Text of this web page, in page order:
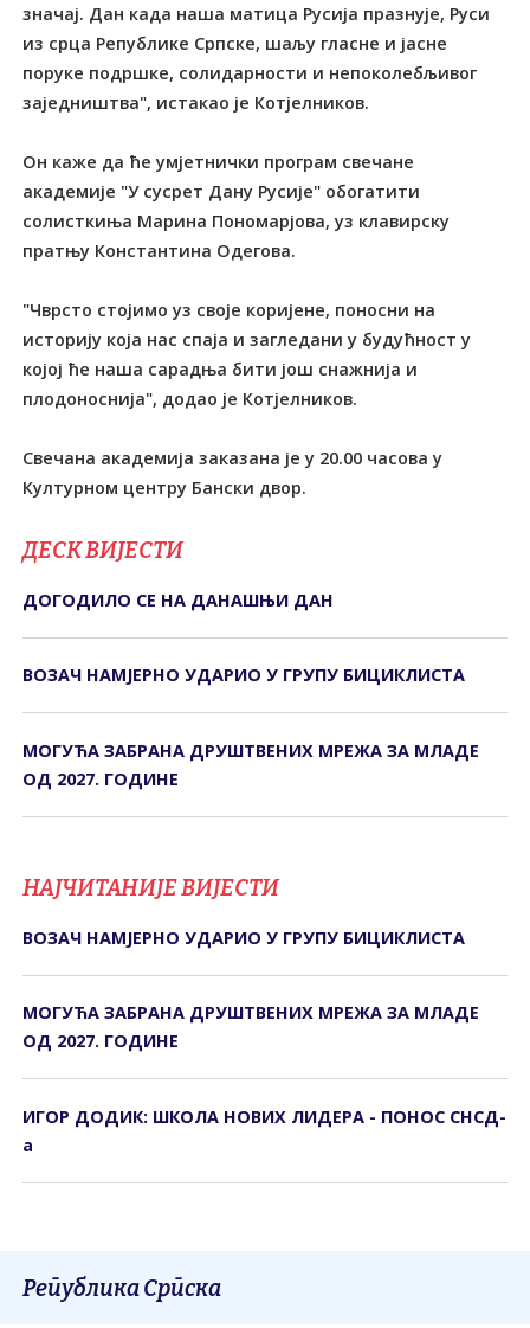
значај. Дан када наша матица Русија празнује, Руси
из срца Републике Српске, шаљу гласне и јасне
поруке подршке, солидарности и непоколебљивог
заједништва", истакао је Котјелников.
Он каже да ће умјетнички програм свечане
академије "У сусрет Дану Русије" обогатити
солисткиња Марина Пономарјова, уз клавирску
пратњу Константина Одегова.
"Чврсто стојимо уз своје коријене, поносни на
историју која нас спаја и загледани у будућност у
којој ће наша сарадња бити још снажнија и
плодоноснија", додао је Котјелников.
Свечана академија заказана је у 20.00 часова у
Културном центру Бански двор.
ДЕСК ВИЈЕСТИ
ДОГОДИЛО СЕ НА ДАНАШЊИ ДАН
ВОЗАЧ НАМЈЕРНО УДАРИО У ГРУПУ БИЦИКЛИСТА
МОГУЋА ЗАБРАНА ДРУШТВЕНИХ МРЕЖА ЗА МЛАДЕ
ОД 2027. ГОДИНЕ
НАЈЧИТАНИЈЕ ВИЈЕСТИ
ВОЗАЧ НАМЈЕРНО УДАРИО У ГРУПУ БИЦИКЛИСТА
МОГУЋА ЗАБРАНА ДРУШТВЕНИХ МРЕЖА ЗА МЛАДЕ
ОД 2027. ГОДИНЕ
ИГОР ДОДИК: ШКОЛА НОВИХ ЛИДЕРА - ПОНОС СНСД-
а
Република Српска